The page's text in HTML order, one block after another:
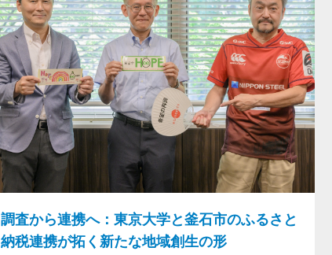
調査から連携へ：東京大学と釜石市のふるさと
納税連携が拓く新たな地域創生の形